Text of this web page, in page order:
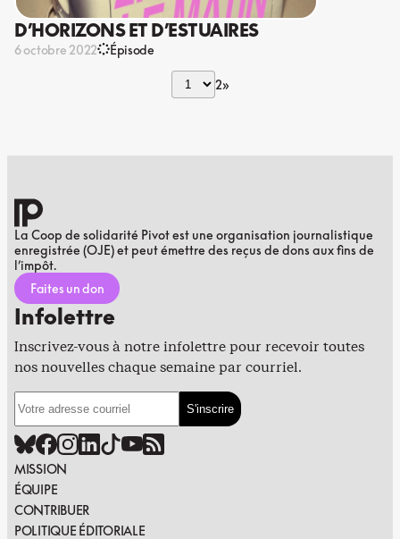
D’HORIZONS ET D’ESTUAIRES
6 octobre 2022 Épisode
2»
La Coop de solidarité Pivot est une organisation journalistique
enregistrée (OJE) et peut émettre des reçus de dons aux fins de
l’impôt.
Faites un don
Infolettre
Inscrivez-vous à notre infolettre pour recevoir toutes
nos nouvelles chaque semaine par courriel.
MISSION
ÉQUIPE
CONTRIBUER
POLITIQUE ÉDITORIALE